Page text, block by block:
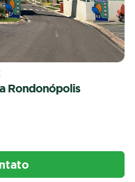
Rondonópolis